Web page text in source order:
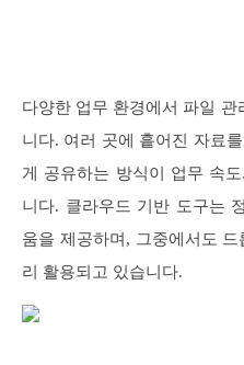
다양한 업무 환경에서 파일
니다. 여러 곳에 흩어진 자료
게 공유하는 방식이 업무 속
니다. 클라우드 기반 도구는
움을 제공하며, 그중에서도
리 활용되고 있습니다.